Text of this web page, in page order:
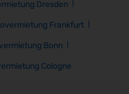
Dresden
Frankfurt
Bonn
Cologne